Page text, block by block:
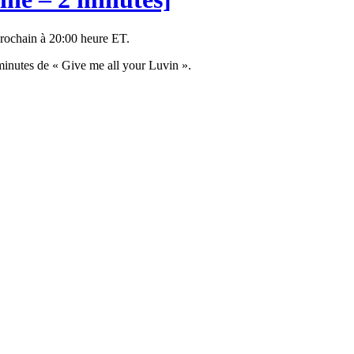
à 20:00 heure ET.
de « Give me all your Luvin ».